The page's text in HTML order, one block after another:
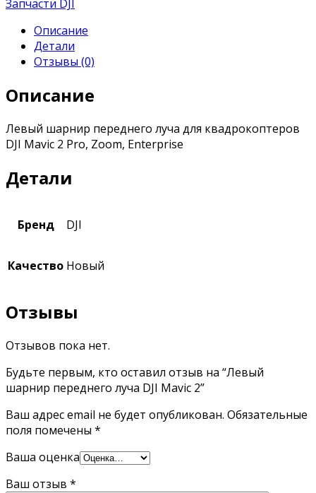
Запчасти DJI
Описание
Детали
Отзывы (0)
Описание
Левый шарнир переднего луча для квадрокоптеров
DJI Mavic 2 Pro, Zoom, Enterprise
Детали
Бренд DJI
Качество Новый
Отзывы
Отзывов пока нет.
Будьте первым, кто оставил отзыв на “Левый
шарнир переднего луча DJI Mavic 2”
Ваш адрес email не будет опубликован. Обязательные
поля помечены *
Ваша оценка
Ваш отзыв *